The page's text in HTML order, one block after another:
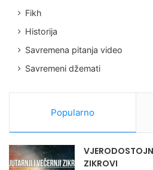
Fikh
Historija
Savremena pitanja video
Savremeni džemati
Popularno
ZIKROVI